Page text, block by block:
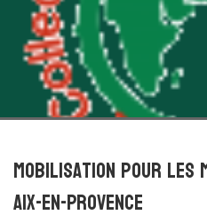
Mobilisation pour les
Aix-en-Provence